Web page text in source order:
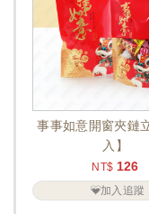
事事如意開窗夾鏈
入】
NT$ 126
加入追蹤